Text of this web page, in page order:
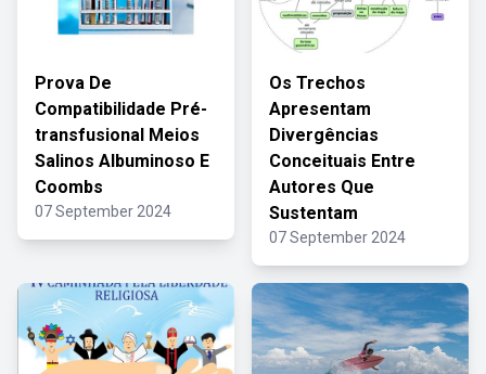
Prova De
Compatibilidade Pré-
transfusional Meios
Salinos Albuminoso E
Coombs
07 September 2024
Os Trechos
Apresentam
Divergências
Conceituais Entre
Autores Que
Sustentam
07 September 2024